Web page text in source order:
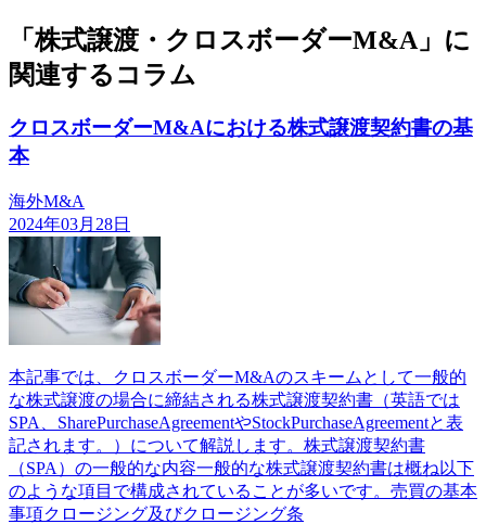
「株式譲渡・クロスボーダーM&A」に
関連するコラム
クロスボーダーM&Aにおける株式譲渡契約書の基
本
海外M&A
2024年03月28日
本記事では、クロスボーダーM&Aのスキームとして一般的
な株式譲渡の場合に締結される株式譲渡契約書（英語では
SPA、SharePurchaseAgreementやStockPurchaseAgreementと表
記されます。）について解説します。株式譲渡契約書
（SPA）の一般的な内容一般的な株式譲渡契約書は概ね以下
のような項目で構成されていることが多いです。売買の基本
事項クロージング及びクロージング条